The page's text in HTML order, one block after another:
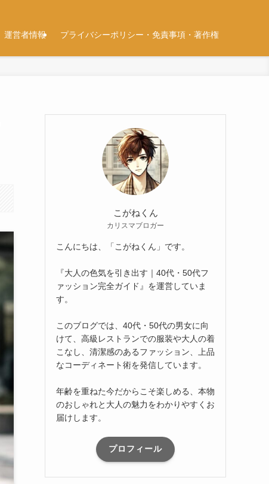
運営者情報 プライバシーポリシー・免責事項・著作権
こがねくん
カリスマブロガー
こんにちは、「こがねくん」です。
『大人の色気を引き出す｜40代・50代フ
ァッション完全ガイド』を運営していま
す。
このブログでは、40代・50代の男女に向
けて、高級レストランでの服装や大人の着
こなし、清潔感のあるファッション、上品
なコーディネート術を発信しています。
年齢を重ねた今だからこそ楽しめる、本物
のおしゃれと大人の魅力をわかりやすくお
届けします。
プロフィール